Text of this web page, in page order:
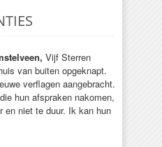
Vijf Sterren
van buiten opgeknapt.
verflagen aangebracht.
hun afspraken nakomen,
en niet te duur. Ik kan hun